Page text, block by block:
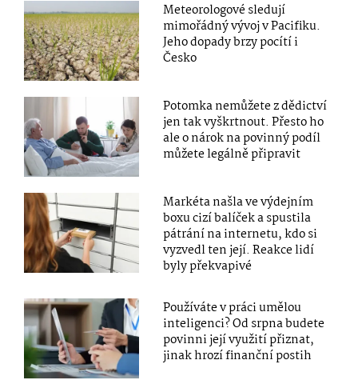
Meteorologové sledují
mimořádný vývoj v Pacifiku.
Jeho dopady brzy pocítí i
Česko
Potomka nemůžete z dědictví
jen tak vyškrtnout. Přesto ho
ale o nárok na povinný podíl
můžete legálně připravit
Markéta našla ve výdejním
boxu cizí balíček a spustila
pátrání na internetu, kdo si
vyzvedl ten její. Reakce lidí
byly překvapivé
Používáte v práci umělou
inteligenci? Od srpna budete
povinni její využití přiznat,
jinak hrozí finanční postih